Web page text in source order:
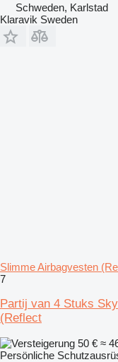
Schweden, Karlstad
Klaravik Sweden
Slimme Airbagvesten
7
Partij van 4 Stuks
(Reflect
50 € ≈
Persönliche